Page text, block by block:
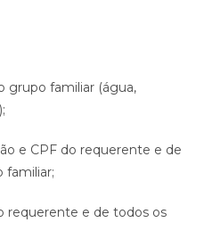
grupo familiar (água,
e CPF do requerente e de
familiar;
requerente e de todos os